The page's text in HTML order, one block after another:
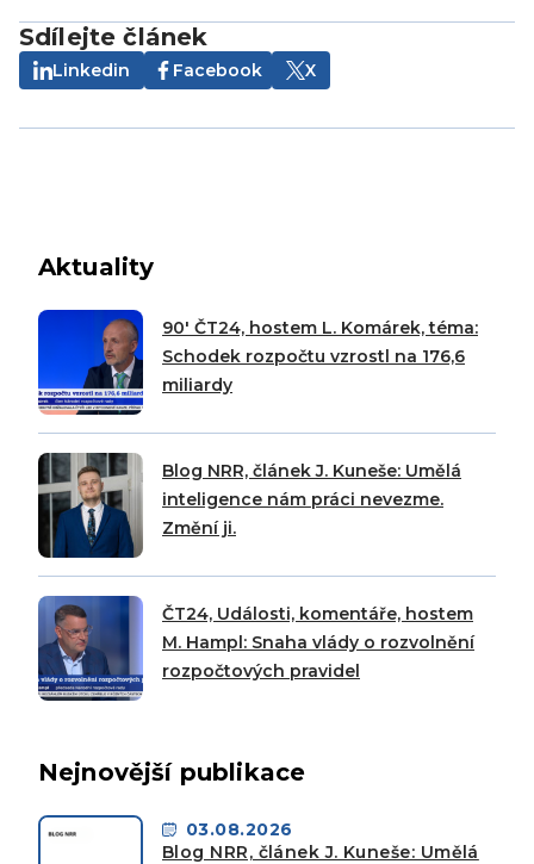
Sdílejte článek
Linkedin Facebook X
Aktuality
90′ ČT24, hostem L. Komárek, téma:
Schodek rozpočtu vzrostl na 176,6
miliardy
Blog NRR, článek J. Kuneše: Umělá
inteligence nám práci nevezme.
Změní ji.
ČT24, Události, komentáře, hostem
M. Hampl: Snaha vlády o rozvolnění
rozpočtových pravidel
Nejnovější publikace
03.08.2026
Blog NRR, článek J. Kuneše: Umělá